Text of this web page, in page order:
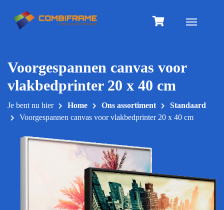
naar
Toggle
Voorgespannen canvas voor
vlakbedprinter 20 x 40 cm
Je bent nu hier Home Ons assortiment
Standaard
Voorgespannen canvas voor vlakbedprinter 20 x 40 cm